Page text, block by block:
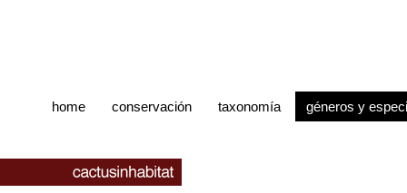
home conservación taxonomía géneros y